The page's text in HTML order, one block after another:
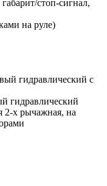
стоп-сигнал,
на руле)
гидравлический с
гидравлический
2-х рычажная, на